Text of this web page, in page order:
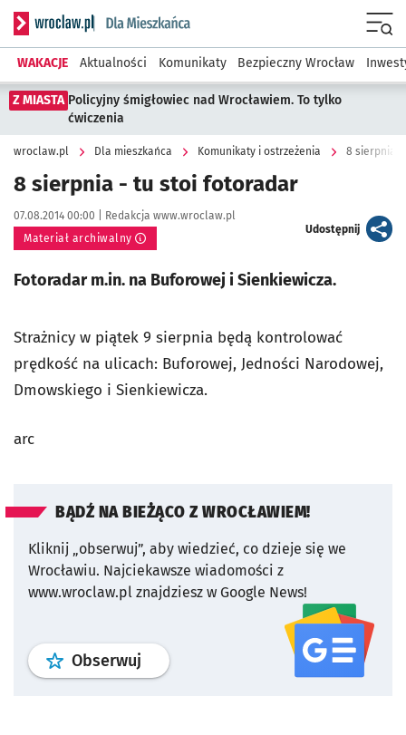
Serwis informacyjny wroclaw.pl podserwis: Dla mieszkańca
WAKACJE Aktualności Komunikaty Bezpieczny Wrocław
Z MIASTA Policyjny śmigłowiec nad Wrocławiem. To tylko
ćwiczenia
wroclaw.pl Dla mieszkańca Komunikaty i ostrzeżenia 8 sierpnia
8 sierpnia - tu stoi fotoradar
Data publikacji:
07.08.2014 00:00 | Autor:
Redakcja www.wroclaw.pl
Materiał archiwalny
Udostępnijartykuł
Fotoradar m.in. na Buforowej i Sienkiewicza.
Strażnicy w piątek 9 sierpnia będą kontrolować
prędkość na ulicach: Buforowej, Jedności Narodowej,
Dmowskiego i Sienkiewicza.
arc
BĄDŹ NA BIEŻĄCO Z WROCŁAWIEM!
Kliknij „obserwuj”, aby wiedzieć, co dzieje się we
Wrocławiu. Najciekawsze wiadomości z
www.wroclaw.pl znajdziesz w Google News!
Obserwuj profil serwisu